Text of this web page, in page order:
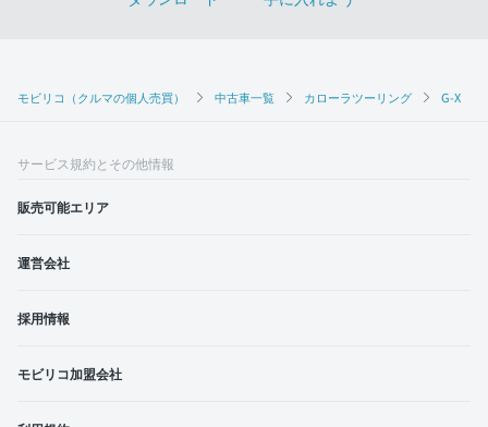
モビリコ（クルマの個人売買） 中古車一覧 カローラツーリング G-X
サービス規約とその他情報
販売可能エリア
運営会社
採用情報
モビリコ加盟会社